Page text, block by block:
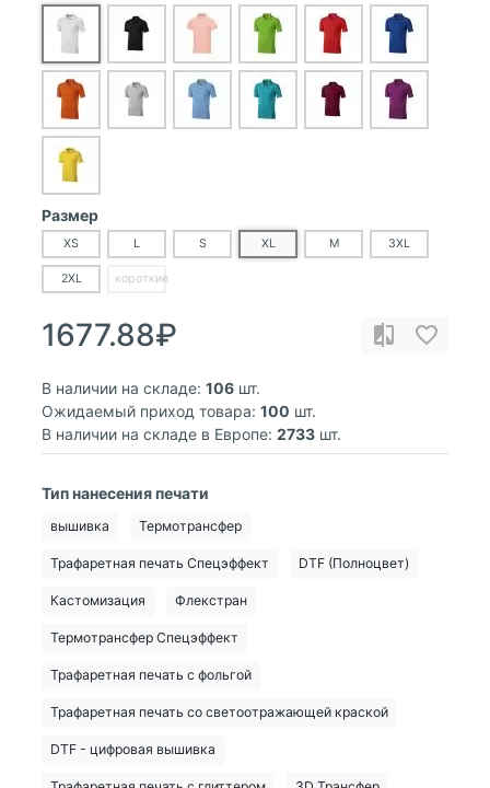
Размер
XS L S XL M 3XL
2XL короткие
1677.88₽
В наличии на складе: 106 шт.
Ожидаемый приход товара: 100 шт.
В наличии на складе в Европе: 2733 шт.
Тип нанесения печати
вышивка Термотрансфер
Трафаретная печать Спецэффект DTF (Полноцвет)
Кастомизация Флекстран
Термотрансфер Спецэффект
Трафаретная печать с фольгой
Трафаретная печать со светоотражающей краской
DTF - цифровая вышивка